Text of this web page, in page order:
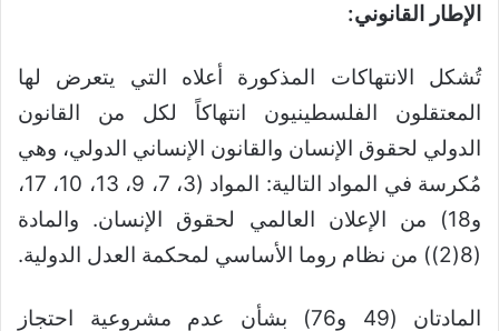
الإطار القانوني:
تُشكل الانتهاكات المذكورة أعلاه التي يتعرض لها
المعتقلون الفلسطينيون انتهاكاً لكل من القانون
الدولي لحقوق الإنسان والقانون الإنساني الدولي، وهي
مُكرسة في المواد التالية: المواد (3، 7، 9، 13، 10، 17،
و18) من الإعلان العالمي لحقوق الإنسان. والمادة
(8(2)) من نظام روما الأساسي لمحكمة العدل الدولية.
المادتان (49 و76) بشأن عدم مشروعية احتجاز